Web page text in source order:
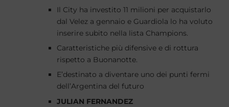
Il City ha investito 11 milioni per acquistarlo
dal Velez a gennaio e Guardiola lo ha voluto
inserire subito nella lista Champions.
Caratteristiche più difensive e di rottura
rispetto a Buonanotte.
E’destinato a diventare uno dei punti fermi
dell’Argentina del futuro
JULIAN FERNANDEZ